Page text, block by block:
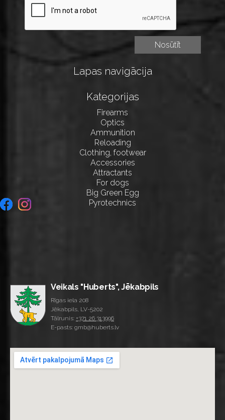
Lapas navigācija
Kategorijas
Firearms
Optics
Ammunition
Reloading
Clothing, footwear
Accessories
Attractants
For dogs
Big Green Egg
Pyrotechnics
Veikals "Huberts", Jēkabpils
Rīgas iela 208
Jēkabpils, LV-5202
Tālrunis: +371 26 313996
E-pasts: gmb@huberts.lv